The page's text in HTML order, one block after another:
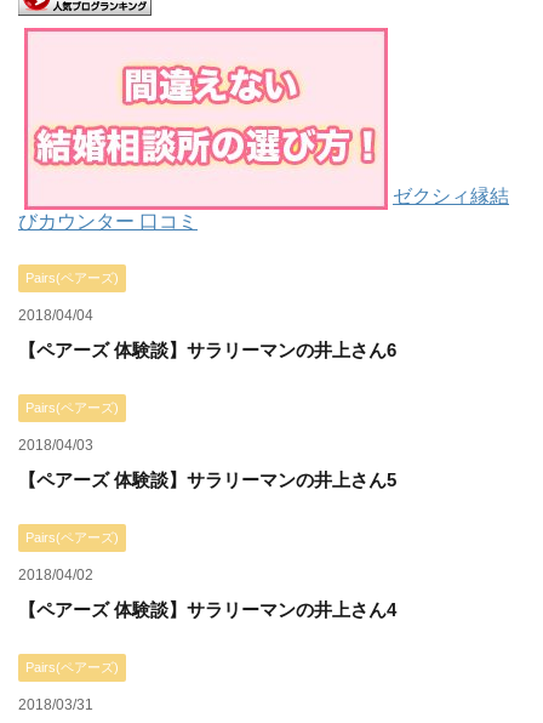
ゼクシィ縁結
びカウンター 口コミ
Pairs(ペアーズ)
2018/04/04
【ペアーズ 体験談】サラリーマンの井上さん6
Pairs(ペアーズ)
2018/04/03
【ペアーズ 体験談】サラリーマンの井上さん5
Pairs(ペアーズ)
2018/04/02
【ペアーズ 体験談】サラリーマンの井上さん4
Pairs(ペアーズ)
2018/03/31